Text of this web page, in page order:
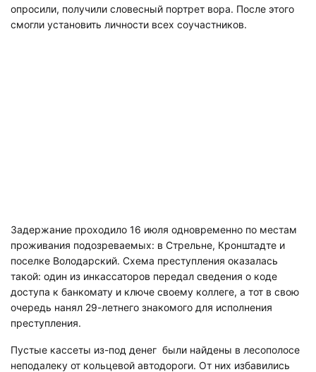
опросили, получили словесный портрет вора. После этого
смогли установить личности всех соучастников.
Задержание проходило 16 июля одновременно по местам
проживания подозреваемых: в Стрельне, Кронштадте и
поселке Володарский. Схема преступления оказалась
такой: один из инкассаторов передал сведения о коде
доступа к банкомату и ключе своему коллеге, а тот в свою
очередь нанял 29-летнего знакомого для исполнения
преступления.
Пустые кассеты из-под денег были найдены в лесополосе
неподалеку от кольцевой автодороги. От них избавились